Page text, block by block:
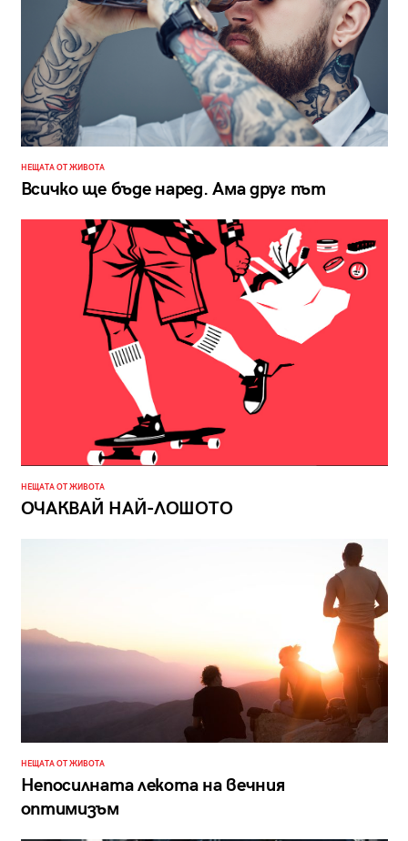
НЕЩАТА ОТ ЖИВОТА
Всичко ще бъде наред. Ама друг път
НЕЩАТА ОТ ЖИВОТА
ОЧАКВАЙ НАЙ-ЛОШОТО
НЕЩАТА ОТ ЖИВОТА
Непосилната лекота на вечния
оптимизъм